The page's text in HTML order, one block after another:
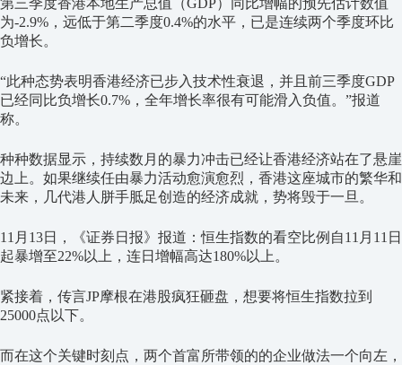
第三季度香港本地生产总值（GDP）同比增幅的预先估计数值
为-2.9%，远低于第二季度0.4%的水平，已是连续两个季度环比
负增长。
“此种态势表明香港经济已步入技术性衰退，并且前三季度GDP
已经同比负增长0.7%，全年增长率很有可能滑入负值。”报道
称。
种种数据显示，持续数月的暴力冲击已经让香港经济站在了悬崖
边上。如果继续任由暴力活动愈演愈烈，香港这座城市的繁华和
未来，几代港人胼手胝足创造的经济成就，势将毁于一旦。
11月13日，《证券日报》报道：恒生指数的看空比例自11月11日
起暴增至22%以上，连日增幅高达180%以上。
紧接着，传言JP摩根在港股疯狂砸盘，想要将恒生指数拉到
25000点以下。
而在这个关键时刻点，两个首富所带领的的企业做法一个向左，